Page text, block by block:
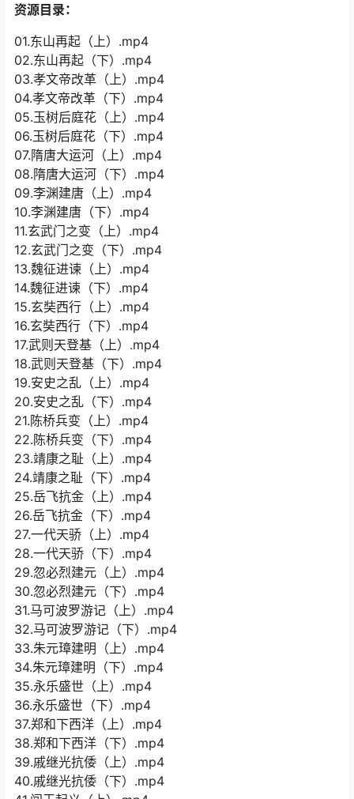
资源目录：
01.东山再起（上）.mp4
02.东山再起（下）.mp4
03.孝文帝改革（上）.mp4
04.孝文帝改革（下）.mp4
05.玉树后庭花（上）.mp4
06.玉树后庭花（下）.mp4
07.隋唐大运河（上）.mp4
08.隋唐大运河（下）.mp4
09.李渊建唐（上）.mp4
10.李渊建唐（下）.mp4
11.玄武门之变（上）.mp4
12.玄武门之变（下）.mp4
13.魏征进谏（上）.mp4
14.魏征进谏（下）.mp4
15.玄奘西行（上）.mp4
16.玄奘西行（下）.mp4
17.武则天登基（上）.mp4
18.武则天登基（下）.mp4
19.安史之乱（上）.mp4
20.安史之乱（下）.mp4
21.陈桥兵变（上）.mp4
22.陈桥兵变（下）.mp4
23.靖康之耻（上）.mp4
24.靖康之耻（下）.mp4
25.岳飞抗金（上）.mp4
26.岳飞抗金（下）.mp4
27.一代天骄（上）.mp4
28.一代天骄（下）.mp4
29.忽必烈建元（上）.mp4
30.忽必烈建元（下）.mp4
31.马可波罗游记（上）.mp4
32.马可波罗游记（下）.mp4
33.朱元璋建明（上）.mp4
34.朱元璋建明（下）.mp4
35.永乐盛世（上）.mp4
36.永乐盛世（下）.mp4
37.郑和下西洋（上）.mp4
38.郑和下西洋（下）.mp4
39.戚继光抗倭（上）.mp4
40.戚继光抗倭（下）.mp4